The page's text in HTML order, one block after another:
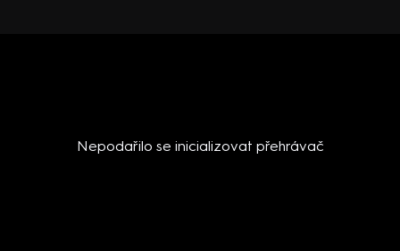
Nepodařilo se inicializovat přehrávač